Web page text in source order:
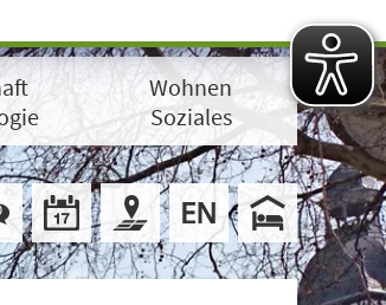
Wohnen
Soziales